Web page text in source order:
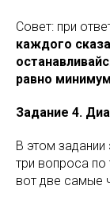
Совет: при
каждого
равно
Задание 4.
В этом
три вопроса по
вот две самые